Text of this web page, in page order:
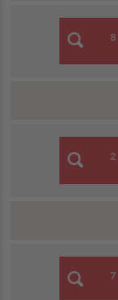
8
2
7